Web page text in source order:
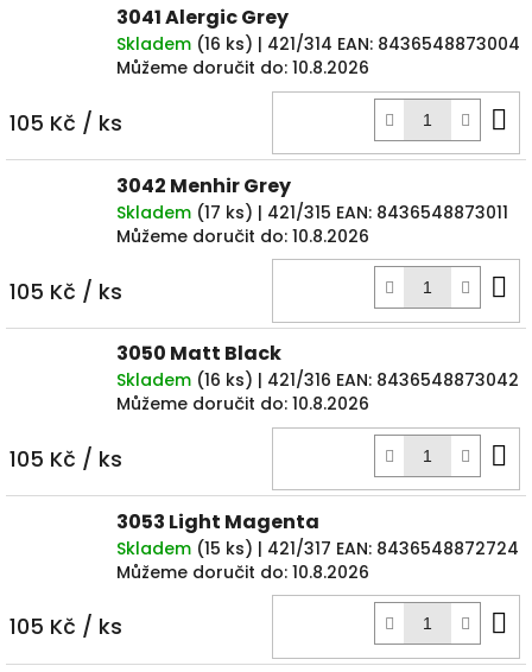
3041 Alergic Grey
Skladem (16 ks) | 421/314 EAN: 8436548873004
Můžeme doručit do: 10.8.2026
105 Kč / ks
3042 Menhir Grey
Skladem (17 ks) | 421/315 EAN: 8436548873011
Můžeme doručit do: 10.8.2026
105 Kč / ks
3050 Matt Black
Skladem (16 ks) | 421/316 EAN: 8436548873042
Můžeme doručit do: 10.8.2026
105 Kč / ks
3053 Light Magenta
Skladem (15 ks) | 421/317 EAN: 8436548872724
Můžeme doručit do: 10.8.2026
105 Kč / ks